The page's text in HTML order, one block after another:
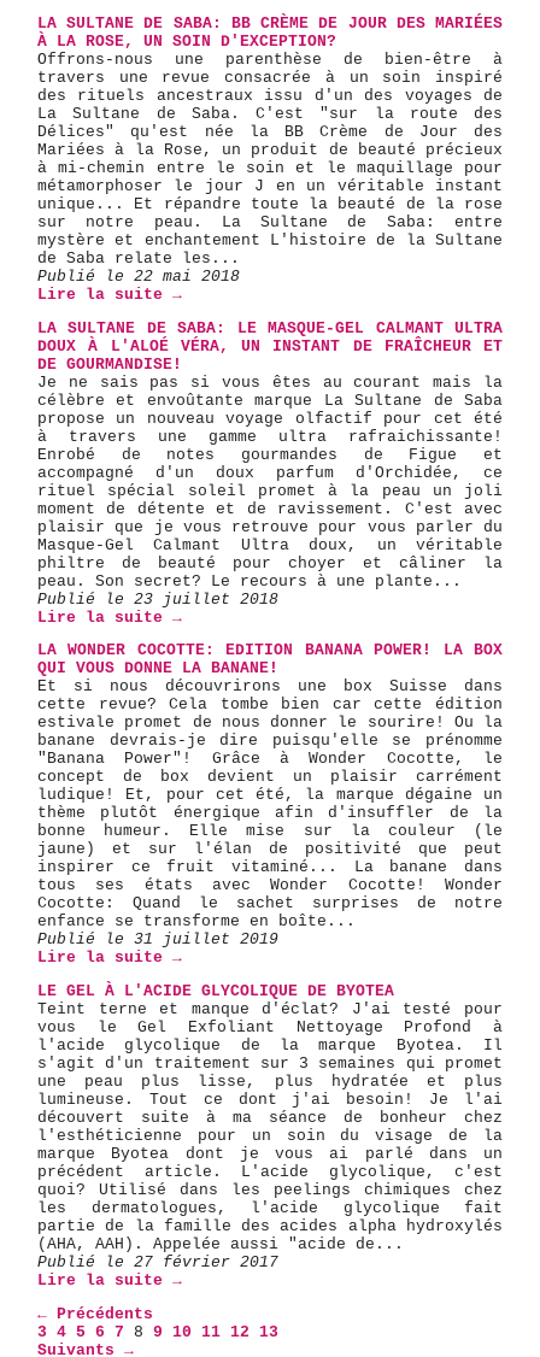
LA SULTANE DE SABA: BB CRÈME DE JOUR DES MARIÉES
À LA ROSE, UN SOIN D'EXCEPTION?
Offrons-nous une parenthèse de bien-être à
travers une revue consacrée à un soin inspiré
des rituels ancestraux issu d'un des voyages de
La Sultane de Saba. C'est "sur la route des
Délices" qu'est née la BB Crème de Jour des
Mariées à la Rose, un produit de beauté précieux
à mi-chemin entre le soin et le maquillage pour
métamorphoser le jour J en un véritable instant
unique... Et répandre toute la beauté de la rose
sur notre peau. La Sultane de Saba: entre
mystère et enchantement L'histoire de la Sultane
de Saba relate les...
Publié le 22 mai 2018
Lire la suite →
LA SULTANE DE SABA: LE MASQUE-GEL CALMANT ULTRA
DOUX À L'ALOÉ VÉRA, UN INSTANT DE FRAÎCHEUR ET
DE GOURMANDISE!
Je ne sais pas si vous êtes au courant mais la
célèbre et envoûtante marque La Sultane de Saba
propose un nouveau voyage olfactif pour cet été
à travers une gamme ultra rafraichissante!
Enrobé de notes gourmandes de Figue et
accompagné d'un doux parfum d'Orchidée, ce
rituel spécial soleil promet à la peau un joli
moment de détente et de ravissement. C'est avec
plaisir que je vous retrouve pour vous parler du
Masque-Gel Calmant Ultra doux, un véritable
philtre de beauté pour choyer et câliner la
peau. Son secret? Le recours à une plante...
Publié le 23 juillet 2018
Lire la suite →
LA WONDER COCOTTE: EDITION BANANA POWER! LA BOX
QUI VOUS DONNE LA BANANE!
Et si nous découvrirons une box Suisse dans
cette revue? Cela tombe bien car cette édition
estivale promet de nous donner le sourire! Ou la
banane devrais-je dire puisqu'elle se prénomme
"Banana Power"! Grâce à Wonder Cocotte, le
concept de box devient un plaisir carrément
ludique! Et, pour cet été, la marque dégaine un
thème plutôt énergique afin d'insuffler de la
bonne humeur. Elle mise sur la couleur (le
jaune) et sur l'élan de positivité que peut
inspirer ce fruit vitaminé... La banane dans
tous ses états avec Wonder Cocotte! Wonder
Cocotte: Quand le sachet surprises de notre
enfance se transforme en boîte...
Publié le 31 juillet 2019
Lire la suite →
LE GEL À L'ACIDE GLYCOLIQUE DE BYOTEA
Teint terne et manque d'éclat? J'ai testé pour
vous le Gel Exfoliant Nettoyage Profond à
l'acide glycolique de la marque Byotea. Il
s'agit d'un traitement sur 3 semaines qui promet
une peau plus lisse, plus hydratée et plus
lumineuse. Tout ce dont j'ai besoin! Je l'ai
découvert suite à ma séance de bonheur chez
l'esthéticienne pour un soin du visage de la
marque Byotea dont je vous ai parlé dans un
précédent article. L'acide glycolique, c'est
quoi? Utilisé dans les peelings chimiques chez
les dermatologues, l'acide glycolique fait
partie de la famille des acides alpha hydroxylés
(AHA, AAH). Appelée aussi "acide de...
Publié le 27 février 2017
Lire la suite →
← Précédents
3 4 5 6 7 8 9 10 11 12 13
Suivants →